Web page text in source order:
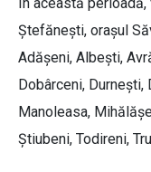
Ștefănești, orașul
Adășeni, Albești,
Dobârceni,
Manoleasa,
Știubeni, Todireni,